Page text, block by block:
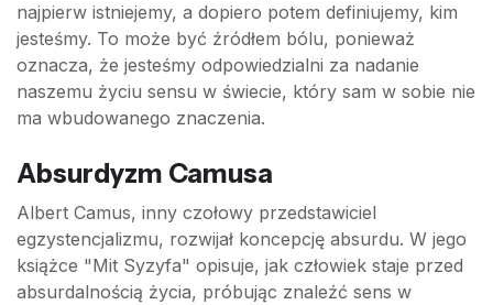
najpierw istniejemy, a dopiero potem definiujemy, kim
jesteśmy. To może być źródłem bólu, ponieważ
oznacza, że jesteśmy odpowiedzialni za nadanie
naszemu życiu sensu w świecie, który sam w sobie nie
ma wbudowanego znaczenia.
Absurdyzm Camusa
Albert Camus, inny czołowy przedstawiciel
egzystencjalizmu, rozwijał koncepcję absurdu. W jego
książce "Mit Syzyfa" opisuje, jak człowiek staje przed
absurdalnością życia, próbując znaleźć sens w